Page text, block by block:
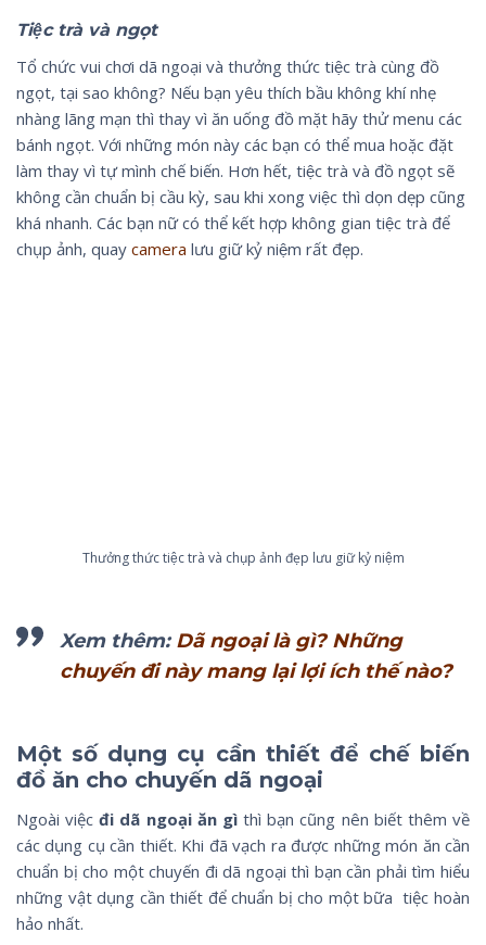
Tiệc trà và ngọt
Tổ chức vui chơi dã ngoại và thưởng thức tiệc trà cùng đồ
ngọt, tại sao không? Nếu bạn yêu thích bầu không khí nhẹ
nhàng lãng mạn thì thay vì ăn uống đồ mặt hãy thử menu các
bánh ngọt. Với những món này các bạn có thể mua hoặc đặt
làm thay vì tự mình chế biến. Hơn hết, tiệc trà và đồ ngọt sẽ
không cần chuẩn bị cầu kỳ, sau khi xong việc thì dọn dẹp cũng
khá nhanh. Các bạn nữ có thể kết hợp không gian tiệc trà để
chụp ảnh, quay camera lưu giữ kỷ niệm rất đẹp.
Thưởng thức tiệc trà và chụp ảnh đẹp lưu giữ kỷ niệm
Xem thêm:Dã ngoại là gì? Những
chuyến đi này mang lại lợi ích thế nào?
Một số dụng cụ cần thiết để chế biến
đồ ăn cho chuyến dã ngoại
Ngoài việcđi dã ngoại ăn gìthì bạn cũng nên biết thêm về
các dụng cụ cần thiết. Khi đã vạch ra được những món ăn cần
chuẩn bị cho một chuyến đi dã ngoại thì bạn cần phải tìm hiểu
những vật dụng cần thiết để chuẩn bị cho một bữa tiệc hoàn
hảo nhất.